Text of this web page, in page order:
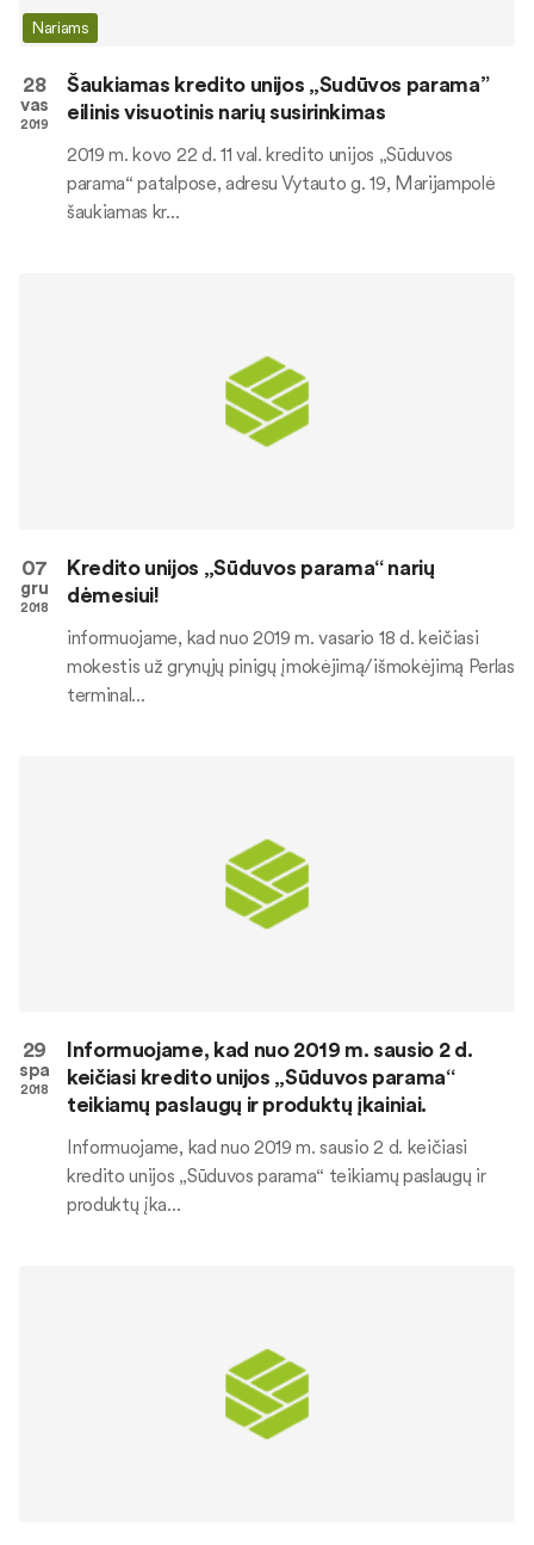
Nariams
28
vas
2019
Šaukiamas kredito unijos „Sudūvos parama”
eilinis visuotinis narių susirinkimas
2019 m. kovo 22 d. 11 val. kredito unijos „Sūduvos
parama“ patalpose, adresu Vytauto g. 19, Marijampolė
šaukiamas kr...
07
gru
2018
Kredito unijos „Sūduvos parama“ narių
dėmesiui!
informuojame, kad nuo 2019 m. vasario 18 d. keičiasi
mokestis už grynųjų pinigų įmokėjimą/išmokėjimą Perlas
terminal...
29
spa
2018
Informuojame, kad nuo 2019 m. sausio 2 d.
keičiasi kredito unijos „Sūduvos parama“
teikiamų paslaugų ir produktų įkainiai.
Informuojame, kad nuo 2019 m. sausio 2 d. keičiasi
kredito unijos „Sūduvos parama“ teikiamų paslaugų ir
produktų įka...